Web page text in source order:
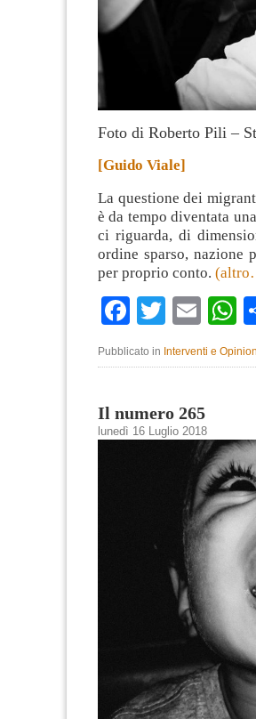
Foto di Roberto Pili –
[Guido Viale]
La questione dei
è da tempo diventata
ci riguarda, di
ordine sparso, nazione
per proprio conto.
Facebook
Twitter
Pubblicato in Interventi e
Il numero 265
lunedì 16 Luglio 2018